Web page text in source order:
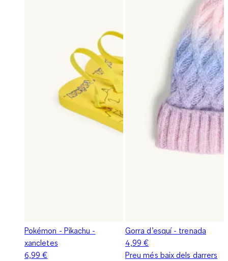
Pokémon - Pikachu -
xancletes
6,99 €
Gorra d’esquí - trenada
4,99 €
Preu més baix dels darrers